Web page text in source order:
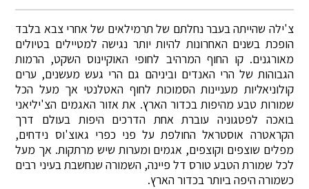
צ'ילה שהייתה בעבר נחלתם של תרמילאים של אחרי צבא בלבד
הופכת בשנים האחרונות להיות יותר נגישה למטיילים בטיולים
מאורגנים. קו החוף המרהיב לחופי האוקיינוס השקט, הרמות
הגבוהות של הרי האנדים וביניהם גם הרי געש מעשנים, ערים
קולוניאליות מעניינות הסמוכות לחוף האטלנטי אך מעל הכל
שמורות טבע מהיפות בכדור הארץ. את אזור האגמים הצ'יליאני
בואכה לפטגוניה עוברת אחת הדרכים היפות בעולם דרך
הקראטרה אוסטראל החולפת על פני כפרי גאוצ'וס נידחים,
מפלים שוצפים וקוצפים, אגמים ומערות שיש מרתקות. אך מעל
לכל שמורת הטבע טורס דל פיינה, השמורה שנחשבת בעיני רבים
כשמורה היפה ביותר בכדור הארץ.